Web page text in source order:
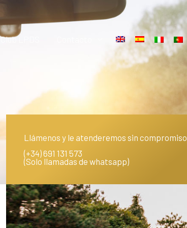
Club LPDS
Llámenos y le atenderemos sin compromiso
(+34) 691 131 573
(Solo llamadas de whatsapp)